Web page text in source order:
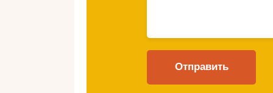
Лучшие
Адриатическом